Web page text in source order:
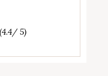
(4.4/ 5)